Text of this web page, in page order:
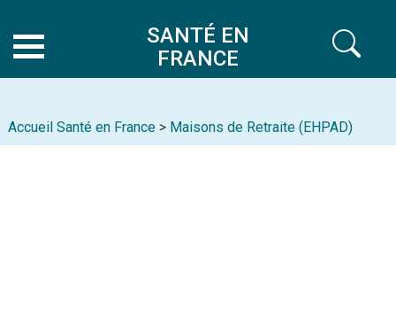
SANTÉ EN
FRANCE
Accueil Santé en France > Maisons de Retraite (EHPAD)